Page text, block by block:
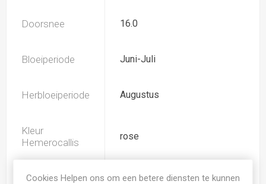
Doorsnee 16.0
Bloeiperiode Juni-Juli
Herbloeiperiode Augustus
Kleur
Hemerocallis
rose
Spider Nee
Cookies Helpen ons om een betere diensten te kunnen